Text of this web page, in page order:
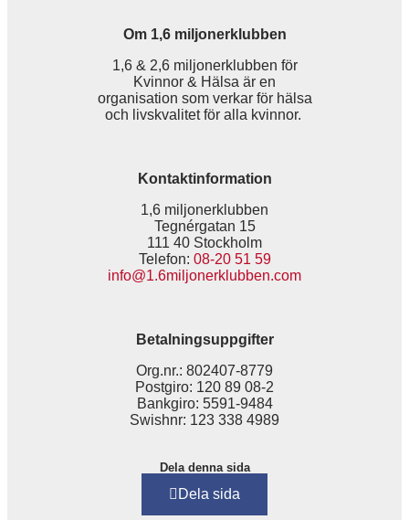
Om 1,6 miljonerklubben
1,6 & 2,6 miljonerklubben för
Kvinnor & Hälsa är en
organisation som verkar för hälsa
och livskvalitet för alla kvinnor.
Kontaktinformation
1,6 miljonerklubben
Tegnérgatan 15
111 40 Stockholm
Telefon: 08-20 51 59
info@1.6miljonerklubben.com
Betalningsuppgifter
Org.nr.: 802407-8779
Postgiro: 120 89 08-2
Bankgiro: 5591-9484
Swishnr: 123 338 4989
Dela denna sida
Dela sida